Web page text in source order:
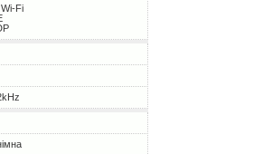
Wi-Fi